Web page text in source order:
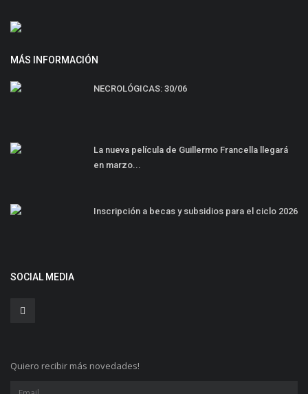
MÁS INFORMACIÓN
NECROLÓGICAS: 30/06
La nueva película de Guillermo Francella llegará
en marzo...
Inscripción a becas y subsidios para el ciclo 2026
SOCIAL MEDIA
Quiero recibir más novedades!